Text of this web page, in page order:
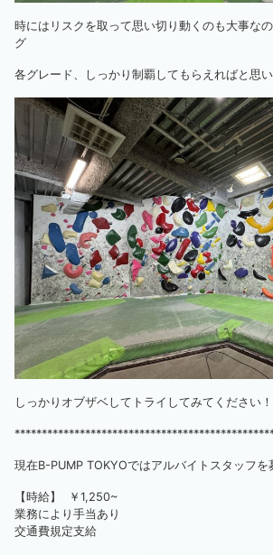
時にはリスクを取って思い切り動くのも大事な
グ
各グレード、しっかり制覇してもらえればと思
しっかりオブザベしてトライしてみてください！
現在B-PUMP TOKYOではアルバイトスタッフを
【時給】 ￥1,250~
業務により手当あり
交通費規定支給